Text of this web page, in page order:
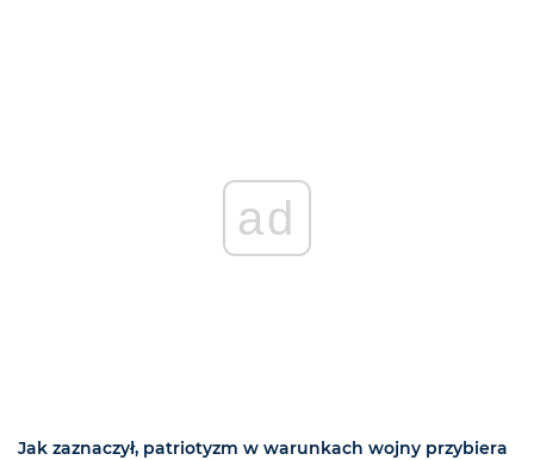
ad
Jak zaznaczył, patriotyzm w warunkach wojny przybiera